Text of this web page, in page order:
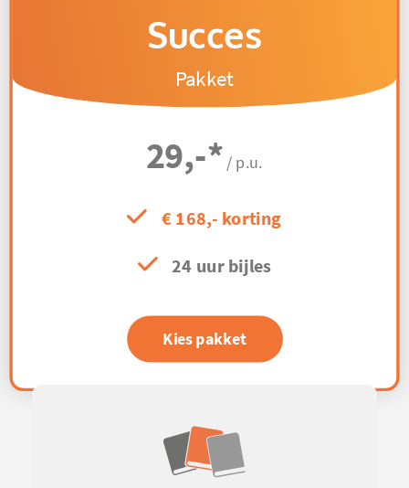
Succes
Pakket
29,-* / p.u.
€ 168,- korting
24 uur bijles
Kies pakket